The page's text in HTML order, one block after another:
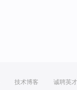
技术博客 诚聘英才